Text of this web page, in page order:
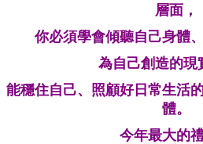
層面，
你必須學會傾聽自己身體
為自己創造的現
能穩住自己、照顧好日常生活的
體。
今年最大的